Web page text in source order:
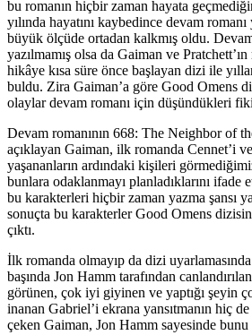
bu romanın hiçbir zaman hayata
yılında hayatını kaybedince devam romanı
büyük ölçüde ortadan kalkmış oldu.
yazılmamış olsa da Gaiman ve
hikâye kısa süre önce başlayan dizi ile
buldu. Zira Gaiman’a göre Good Omens
olaylar devam romanı için düşündükleri
Devam romanının 668: The Neighbor of the
açıklayan Gaiman, ilk romanda Cennet’i
yaşananların ardındaki kişileri
bunlara odaklanmayı planladıklarını ifade
bu karakterleri hiçbir zaman yazma şansı
sonuçta bu karakterler Good Omens
çıktı.
İlk romanda olmayıp da dizi
başında Jon Hamm tarafından
görünen, çok iyi giyinen ve yaptığı şeyin
inanan Gabriel’i ekrana yansıtmanın hiç
çeken Gaiman, Jon Hamm sayesinde bunu